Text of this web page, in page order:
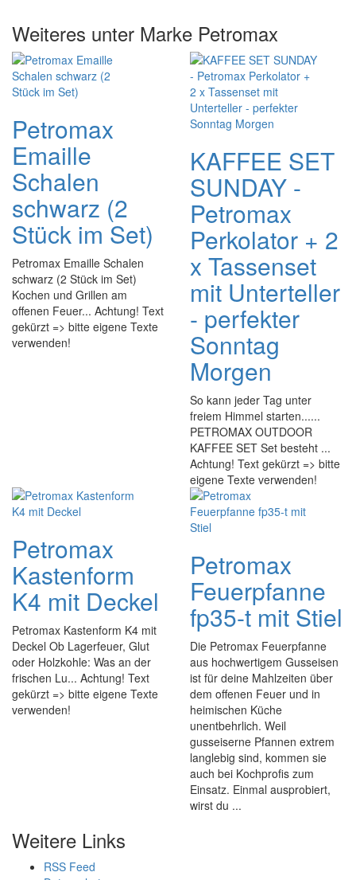
Weiteres unter Marke Petromax
Petromax
Emaille
Schalen
schwarz (2
Stück im Set)
Petromax Emaille Schalen
schwarz (2 Stück im Set)
Kochen und Grillen am
offenen Feuer... Achtung! Text
gekürzt => bitte eigene Texte
verwenden!
KAFFEE SET
SUNDAY -
Petromax
Perkolator + 2
x Tassenset
mit Unterteller
- perfekter
Sonntag
Morgen
So kann jeder Tag unter
freiem Himmel starten......
PETROMAX OUTDOOR
KAFFEE SET Set besteht ...
Achtung! Text gekürzt => bitte
eigene Texte verwenden!
Petromax
Kastenform
K4 mit Deckel
Petromax Kastenform K4 mit
Deckel Ob Lagerfeuer, Glut
oder Holzkohle: Was an der
frischen Lu... Achtung! Text
gekürzt => bitte eigene Texte
verwenden!
Petromax
Feuerpfanne
fp35-t mit Stiel
Die Petromax Feuerpfanne
aus hochwertigem Gusseisen
ist für deine Mahlzeiten über
dem offenen Feuer und in
heimischen Küche
unentbehrlich. Weil
gusseiserne Pfannen extrem
langlebig sind, kommen sie
auch bei Kochprofis zum
Einsatz. Einmal ausprobiert,
wirst du ...
Weitere Links
RSS Feed